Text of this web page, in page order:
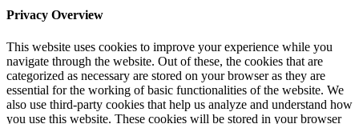
Privacy Overview
This website uses cookies to improve your experience while you
navigate through the website. Out of these, the cookies that are
categorized as necessary are stored on your browser as they are
essential for the working of basic functionalities of the website. We
also use third-party cookies that help us analyze and understand how
you use this website. These cookies will be stored in your browser